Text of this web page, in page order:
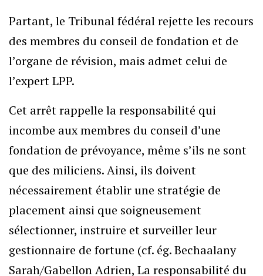
Partant, le Tribunal fédéral rejette les recours
des membres du conseil de fondation et de
l’organe de révision, mais admet celui de
l’expert LPP.
Cet arrêt rappelle la responsabilité qui
incombe aux membres du conseil d’une
fondation de prévoyance, même s’ils ne sont
que des miliciens. Ainsi, ils doivent
nécessairement établir une stratégie de
placement ainsi que soigneusement
sélectionner, instruire et surveiller leur
gestionnaire de fortune (cf. ég. Bechaalany
Sarah/Gabellon Adrien, La responsabilité du